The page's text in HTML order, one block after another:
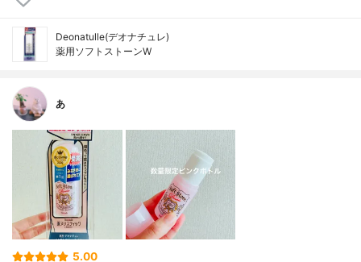
Deonatulle(デオナチュレ)
薬用ソフトストーンW
あ
5.00